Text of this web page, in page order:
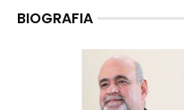
BIOGRAFIA